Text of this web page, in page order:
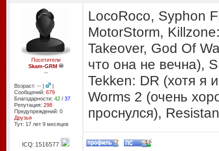
Посетители
Skam-GRM
--
Возраст: -- |
|
Сообщений: 679
Благодарности: 42/ 37
Репутация: 298
Предупреждений: 0
Друзья
Тут: 17 лет 9 месяцев
LocoRoco, Syphon
MotorStorm,
Takeover, God Of
что она не вечна),
Tekken: DR (хотя я
Worms 2 (очень
проснулся),
ICQ: 1516577